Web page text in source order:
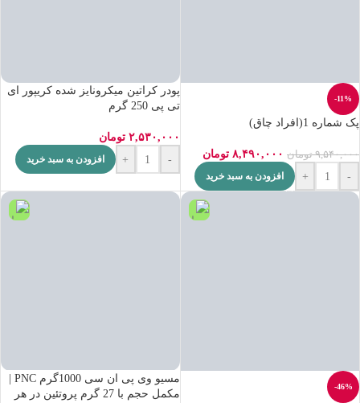
-11%
پک شماره 1(افراد چاق)
۹,۵۴۰,۰۰۰ تومان ۸,۴۹۰,۰۰۰ تومان
-
+ افزودن به سبد خرید
پودر کراتین میکرونایز شده کریپور ای
تی پی 250 گرم
۲,۵۳۰,۰۰۰ تومان
-
+ افزودن به سبد خرید
-46%
مسیو وی پی ان سی 1000گرم PNC |
مکمل حجم با 27 گرم پروتئین در هر